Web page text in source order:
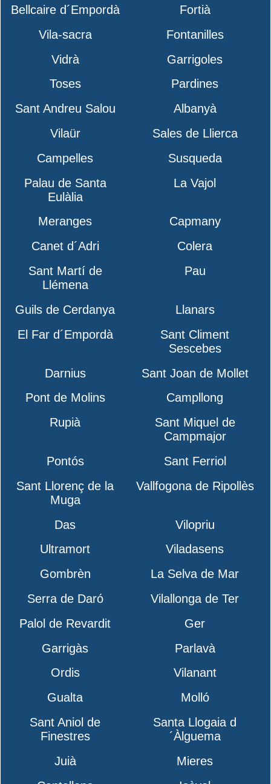
Bellcaire d´Empordà
Fortià
Vila-sacra
Fontanilles
Vidrà
Garrigoles
Toses
Pardines
Sant Andreu Salou
Albanyà
Vilaür
Sales de Llierca
Campelles
Susqueda
Palau de Santa
Eulàlia
La Vajol
Meranges
Capmany
Canet d´Adri
Colera
Sant Martí de
Llémena
Pau
Guils de Cerdanya
Llanars
El Far d´Empordà
Sant Climent
Sescebes
Darnius
Sant Joan de Mollet
Pont de Molins
Campllong
Rupià
Sant Miquel de
Campmajor
Pontós
Sant Ferriol
Sant Llorenç de la
Muga
Vallfogona de Ripollès
Das
Vilopriu
Ultramort
Viladasens
Gombrèn
La Selva de Mar
Serra de Daró
Vilallonga de Ter
Palol de Revardit
Ger
Garrigàs
Parlavà
Ordis
Vilanant
Gualta
Molló
Sant Aniol de
Finestres
Santa Llogaia d
´Àlguema
Juià
Mieres